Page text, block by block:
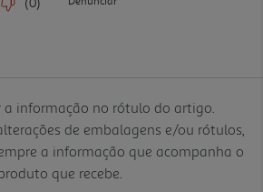
a informação no rótulo do artigo.
de embalagens e/ou rótulos,
a informação que acompanha o
que recebe.